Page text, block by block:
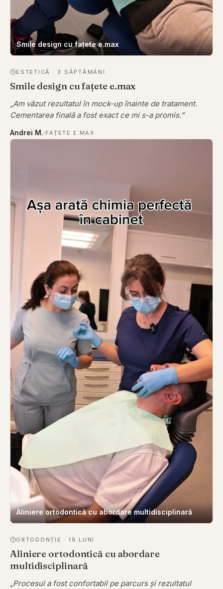
Smile design cu fațete e.max
ESTETICĂ · 3 SĂPTĂMÂNI
Smile design cu fațete e.max
„Am văzut rezultatul în mock-up înainte de tratament.
Cementarea finală a fost exact ce mi s-a promis.”
Andrei M.·FAȚETE E.MAX
Aliniere ortodontică cu abordare multidisciplinară
ORTODONȚIE · 18 LUNI
Aliniere ortodontică cu abordare
multidisciplinară
„Procesul a fost confortabil pe parcurs și rezultatul